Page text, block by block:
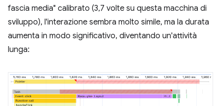
fascia media" calibrato (3,7 volte su questa macchina di
sviluppo), l'interazione sembra molto simile, ma la durata
aumenta in modo significativo, diventando un'attività
lunga: